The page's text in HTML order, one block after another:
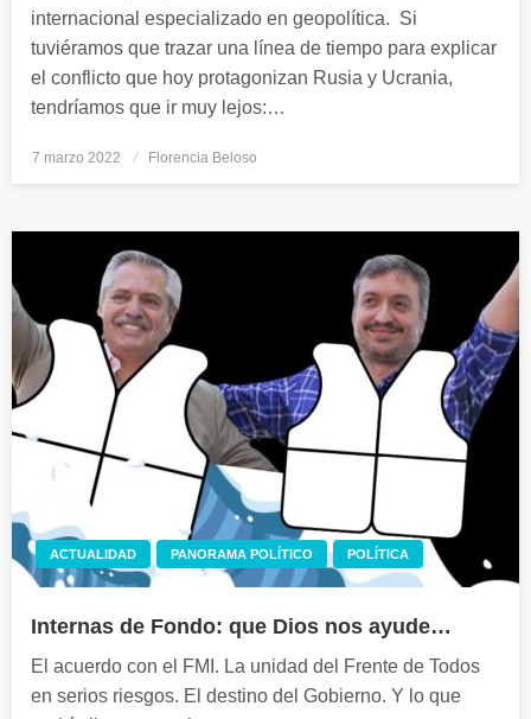
internacional especializado en geopolítica. Si
tuviéramos que trazar una línea de tiempo para explicar
el conflicto que hoy protagonizan Rusia y Ucrania,
tendríamos que ir muy lejos:…
Publicado
7 marzo 2022 Florencia Beloso
ACTUALIDAD PANORAMA POLÍTICO POLÍTICA
Internas de Fondo: que Dios nos ayude…
El acuerdo con el FMI. La unidad del Frente de Todos
en serios riesgos. El destino del Gobierno. Y lo que